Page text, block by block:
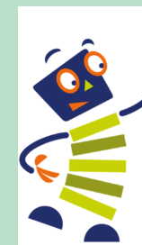
Frieden
frieden-
Kinder, Eltern
Fragen von
Gewalt
diesem
fragen.de
(Über-